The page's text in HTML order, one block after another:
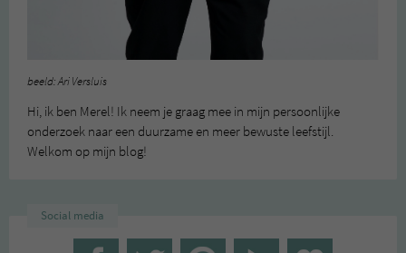
beeld: Ari Versluis
Hi, ik ben Merel! Ik neem je graag mee in mijn persoonlijke
onderzoek naar een duurzame en meer bewuste leefstijl.
Welkom op mijn blog!
Social media